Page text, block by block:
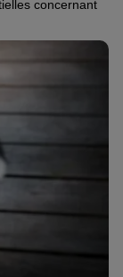
concernant